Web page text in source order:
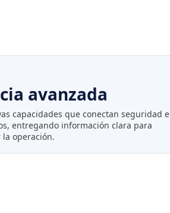
avanzada
capacidades que conectan seguridad e
entregando información clara para
operación.